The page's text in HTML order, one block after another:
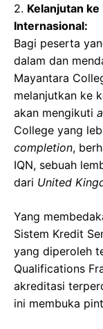
2. Kelanjutan
Internasional:
Bagi peserta
dalam dan
Mayantara
melanjutkan ke
akan mengikuti
College yang
completion,
IQN, sebuah
dari United
Yang
Sistem Kredit
yang diperoleh
Qualifications
akreditasi
ini membuka